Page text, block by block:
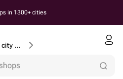
in 1300+ cities
House number, street, city or postcode